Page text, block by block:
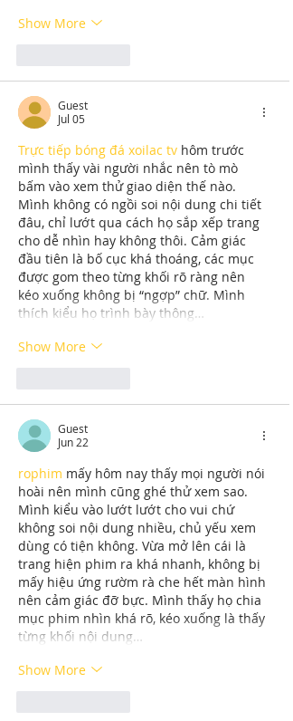
Show More
Guest
Jul 05
Trực tiếp bóng đá xoilac tv hôm trước
mình thấy vài người nhắc nên tò mò
bấm vào xem thử giao diện thế nào.
Mình không có ngồi soi nội dung chi tiết
đâu, chỉ lướt qua cách họ sắp xếp trang
cho dễ nhìn hay không thôi. Cảm giác
đầu tiên là bố cục khá thoáng, các mục
được gom theo từng khối rõ ràng nên
kéo xuống không bị “ngợp” chữ. Mình
thích kiểu họ trình bày thông…
Show More
Guest
Jun 22
rophim mấy hôm nay thấy mọi người nói
hoài nên mình cũng ghé thử xem sao.
Mình kiểu vào lướt lướt cho vui chứ
không soi nội dung nhiều, chủ yếu xem
dùng có tiện không. Vừa mở lên cái là
trang hiện phim ra khá nhanh, không bị
mấy hiệu ứng rườm rà che hết màn hình
nên cảm giác đỡ bực. Mình thấy họ chia
mục phim nhìn khá rõ, kéo xuống là thấy
từng khối nội dung…
Show More